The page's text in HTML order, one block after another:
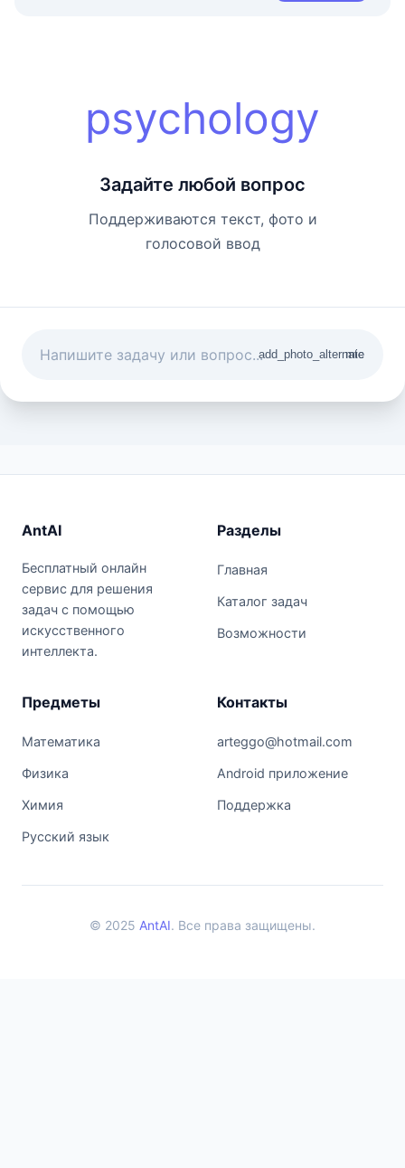
psychology
Задайте любой вопрос
Поддерживаются текст, фото и
голосовой ввод
add_photo_alternate
mic
AntAI
Бесплатный онлайн
сервис для решения
задач с помощью
искусственного
интеллекта.
Разделы
Главная
Каталог задач
Возможности
Предметы
Математика
Физика
Химия
Русский язык
Контакты
arteggo@hotmail.com
Android приложение
Поддержка
© 2025 AntAI. Все права защищены.